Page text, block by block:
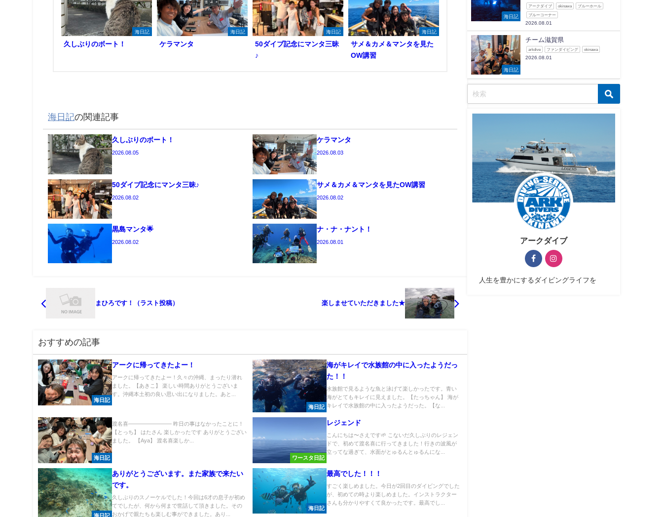
海日記
久しぶりのボート！
海日記
ケラマンタ
海日記
50ダイブ記念にマンタ三昧
♪
海日記
サメ＆カメ＆マンタを見た
OW講習
海日記の関連記事
久しぶりのボート！
2026.08.05
ケラマンタ
2026.08.03
50ダイブ記念にマンタ三昧♪
2026.08.02
サメ＆カメ＆マンタを見たOW講習
2026.08.02
黒島マンタ🌟
2026.08.02
ナ・ナ・ナント！
2026.08.01
まひろです！（ラスト投稿） 楽しませていただきました★
おすすめの記事
海日記
アークに帰ってきたよー！
アークに帰ってきたよー！久々の沖縄、まったり潜れ
ました。【あきこ】 楽しい時間ありがとうございま
す。沖縄本土初の良い思い出になりました。あと...
海日記
海がキレイで水族館の中に入ったようだっ
た！！
水族館で見るような魚と泳げて楽しかったです。青い
海がとてもキレイに見えました。【たっちゃん】 海が
キレイで水族館の中に入ったようだった。【な...
海日記
渡名喜―――――――― 昨日の事はなかったことに！
【とっち】 はたさん 楽しかったです ありがとうござい
ました。 【Aya】 渡名喜楽しか...
ワースタ日記
レジェンド
こんにちは〜さえです🌱 こないだ久しぶりのレジェン
ドで、初めて渡名喜に行ってきました！行きの波風が
立ってな過ぎて、水面がとゅるんとゅるんにな...
海日記
ありがとうございます。また家族で来たい
です。
久しぶりのスノーケルでした！今回は6才の息子が初め
てでしたが、何から何まで世話して頂きました。その
おかげで親たちも楽しむ事ができました。あり...
海日記
最高でした！！！
すごく楽しめました。今日が2回目のダイビングでした
が、初めての時より楽しめました。インストラクター
さんも分かりやすくて良かったです。最高でし...
海日記
アークダイブ okinawa ブルーホール
ブルーコーナー
2026.08.01
海日記
チーム滋賀県
arkdive ファンダイビング okinawa
2026.08.01
アークダイブ
人生を豊かにするダイビングライフを